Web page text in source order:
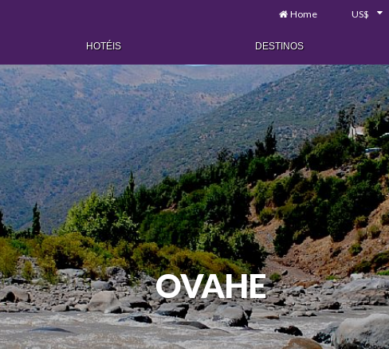
Home US$
HOTÉIS DESTINOS
OVAHE